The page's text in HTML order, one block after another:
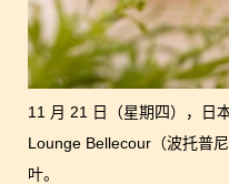
11 月 21 日（星期四），日
Lounge Bellecour（波托普
叶。